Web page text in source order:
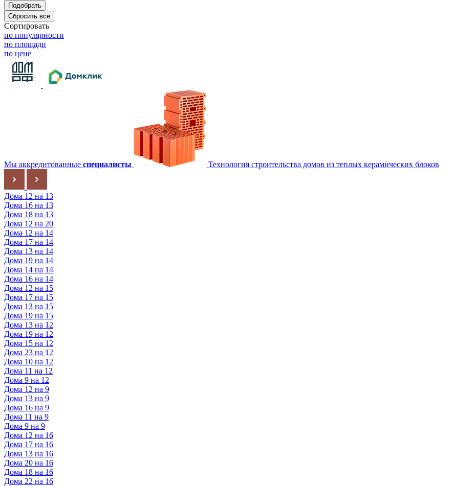
Сортировать
по популярности
по площади
по цене
Мы аккредитованные специалисты Технология строительства домов из теплых керамических блоков
Дома 12 на 13
Дома 16 на 13
Дома 18 на 13
Дома 12 на 20
Дома 12 на 14
Дома 17 на 14
Дома 13 на 14
Дома 19 на 14
Дома 14 на 14
Дома 16 на 14
Дома 12 на 15
Дома 17 на 15
Дома 13 на 15
Дома 19 на 15
Дома 13 на 12
Дома 19 на 12
Дома 15 на 12
Дома 23 на 12
Дома 10 на 12
Дома 11 на 12
Дома 9 на 12
Дома 12 на 9
Дома 13 на 9
Дома 16 на 9
Дома 11 на 9
Дома 9 на 9
Дома 12 на 16
Дома 17 на 16
Дома 13 на 16
Дома 20 на 16
Дома 18 на 16
Дома 22 на 16